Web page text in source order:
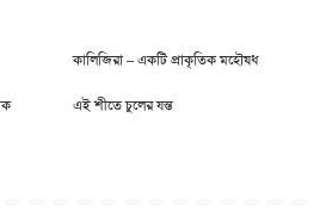
কালিজিরা – একটি প্রাকৃতিক মহৌষধ
এই শীতে চুলের যন্ত